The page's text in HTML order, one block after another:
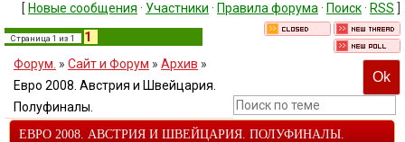
[ Новые сообщения · Участники · Правила форума · Поиск · RSS
Страница 1 из 1
1
Форум. » Сайт и Форум » Архив »
Евро 2008. Австрия и Швейцария.
Полуфиналы.
ЕВРО 2008. АВСТРИЯ И ШВЕЙЦАРИЯ. ПОЛУФИНАЛЫ.